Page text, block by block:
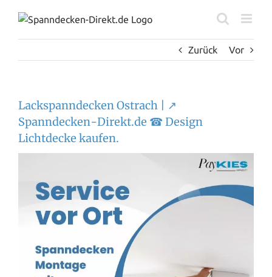
Inhalt
Zurück
Vor
Lackspanndecken Ostrach | ↗️
Spanndecken-Direkt.de ☎ Design
Lichtdecke kaufen.